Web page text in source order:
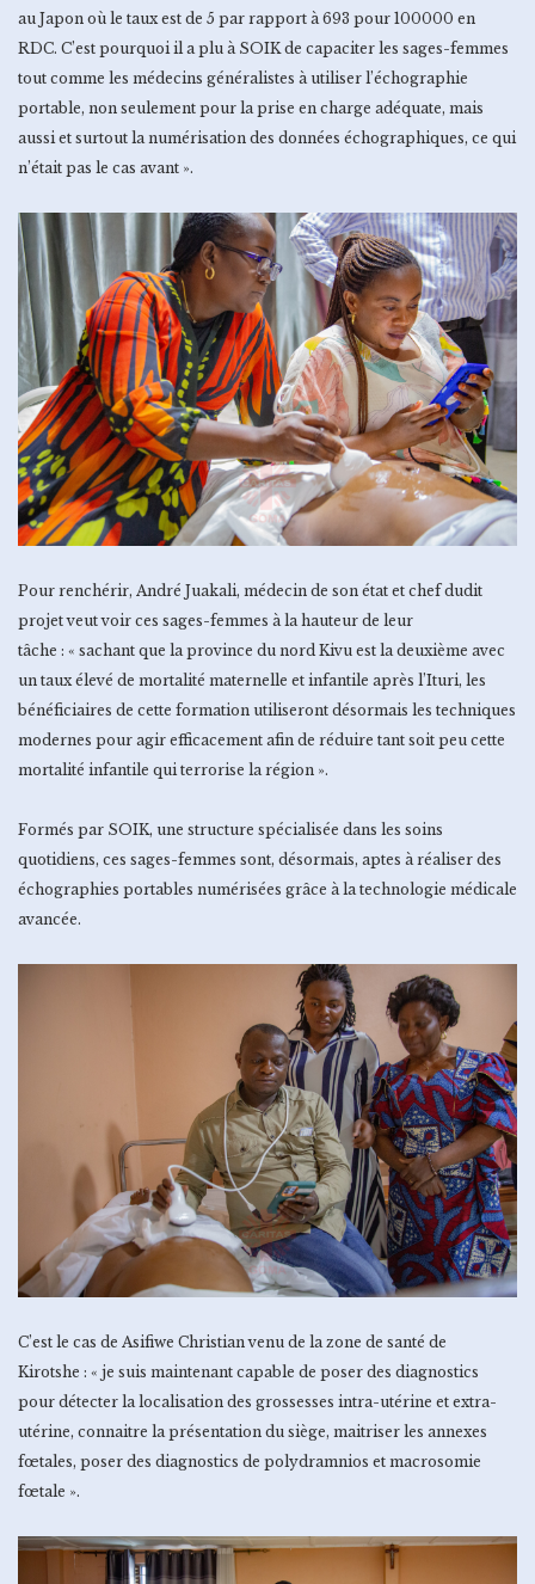
au Japon où le taux est de 5 par rapport à 693 pour 100000 en
RDC. C’est pourquoi il a plu à SOIK de capaciter les sages-femmes
tout comme les médecins généralistes à utiliser l’échographie
portable, non seulement pour la prise en charge adéquate, mais
aussi et surtout la numérisation des données échographiques, ce qui
n’était pas le cas avant ».
Pour renchérir, André Juakali, médecin de son état et chef dudit
projet veut voir ces sages-femmes à la hauteur de leur
tâche : « sachant que la province du nord Kivu est la deuxième avec
un taux élevé de mortalité maternelle et infantile après l’Ituri, les
bénéficiaires de cette formation utiliseront désormais les techniques
modernes pour agir efficacement afin de réduire tant soit peu cette
mortalité infantile qui terrorise la région ».
Formés par SOIK, une structure spécialisée dans les soins
quotidiens, ces sages-femmes sont, désormais, aptes à réaliser des
échographies portables numérisées grâce à la technologie médicale
avancée.
C’est le cas de Asifiwe Christian venu de la zone de santé de
Kirotshe : « je suis maintenant capable de poser des diagnostics
pour détecter la localisation des grossesses intra-utérine et extra-
utérine, connaitre la présentation du siège, maitriser les annexes
fœtales, poser des diagnostics de polydramnios et macrosomie
fœtale ».